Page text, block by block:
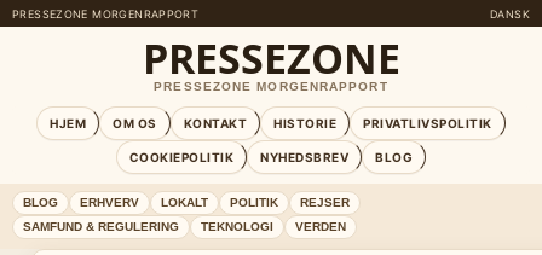
PRESSEZONE MORGENRAPPORT DANSK
PRESSEZONE
PRESSEZONE MORGENRAPPORT
HJEM OM OS KONTAKT HISTORIE PRIVATLIVSPOLITIK
COOKIEPOLITIK NYHEDSBREV BLOG
BLOG ERHVERV LOKALT POLITIK
REJSER
SAMFUND & REGULERING
TEKNOLOGI VERDEN